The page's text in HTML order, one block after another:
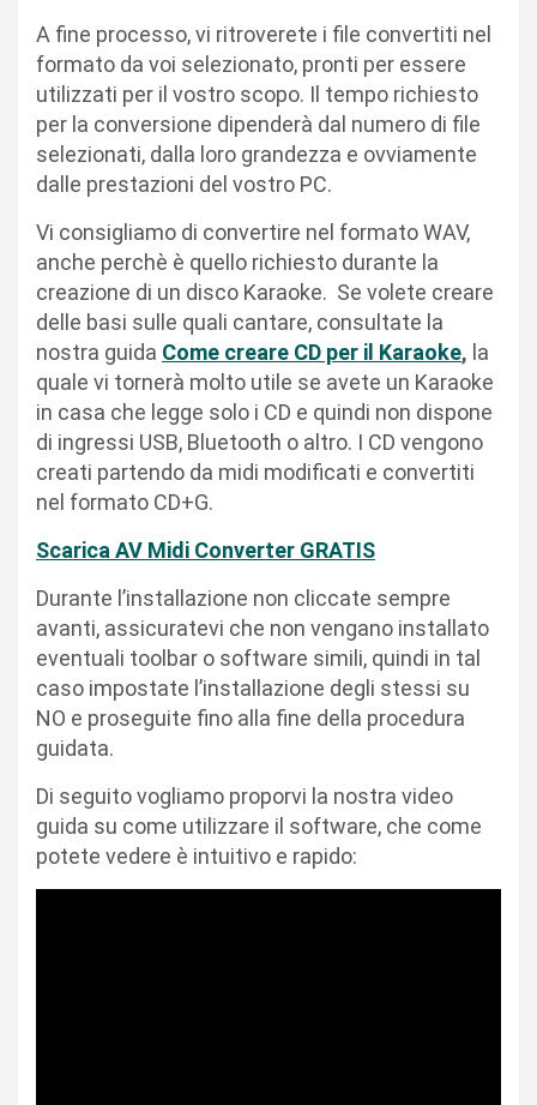
A fine processo, vi ritroverete i file convertiti nel
formato da voi selezionato, pronti per essere
utilizzati per il vostro scopo. Il tempo richiesto
per la conversione dipenderà dal numero di file
selezionati, dalla loro grandezza e ovviamente
dalle prestazioni del vostro PC.
Vi consigliamo di convertire nel formato WAV,
anche perchè è quello richiesto durante la
creazione di un disco Karaoke. Se volete creare
delle basi sulle quali cantare, consultate la
nostra guida Come creare CD per il Karaoke, la
quale vi tornerà molto utile se avete un Karaoke
in casa che legge solo i CD e quindi non dispone
di ingressi USB, Bluetooth o altro. I CD vengono
creati partendo da midi modificati e convertiti
nel formato CD+G.
Scarica AV Midi Converter GRATIS
Durante l’installazione non cliccate sempre
avanti, assicuratevi che non vengano installato
eventuali toolbar o software simili, quindi in tal
caso impostate l’installazione degli stessi su
NO e proseguite fino alla fine della procedura
guidata.
Di seguito vogliamo proporvi la nostra video
guida su come utilizzare il software, che come
potete vedere è intuitivo e rapido: